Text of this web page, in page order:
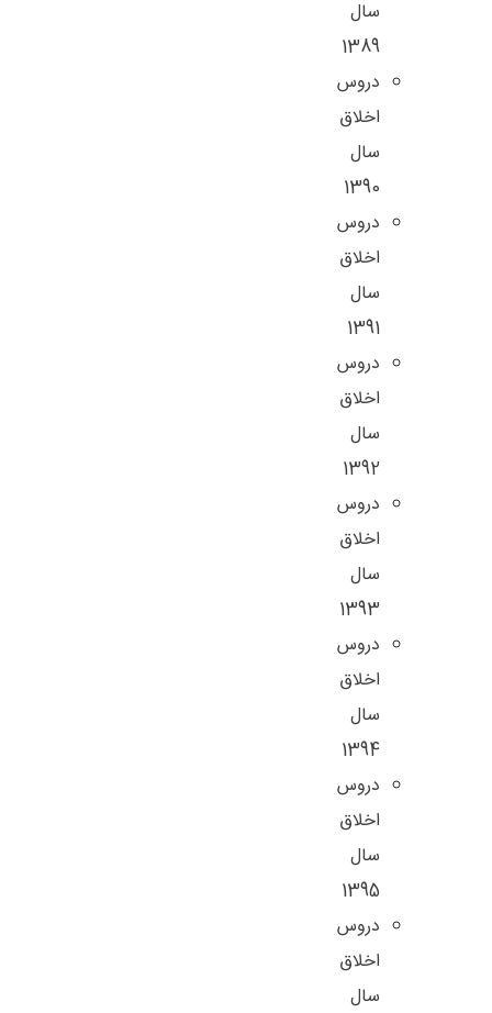
سال
1389
دروس
اخلاق
سال
1390
دروس
اخلاق
سال
1391
دروس
اخلاق
سال
1392
دروس
اخلاق
سال
1393
دروس
اخلاق
سال
1394
دروس
اخلاق
سال
1395
دروس
اخلاق
سال